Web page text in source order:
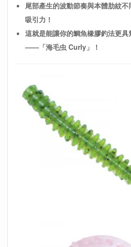
尾部產生的波動節奏與本體肋紋
吸引力！
這就是能讓你的鯛魚橡膠釣法更
——「海毛虫 Curly」！